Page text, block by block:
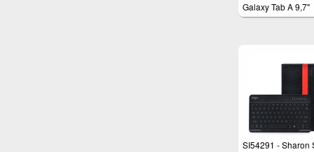
Galaxy Tab A 9,7"
Schutztasche mit
integriertem
SI54291 - Sharon